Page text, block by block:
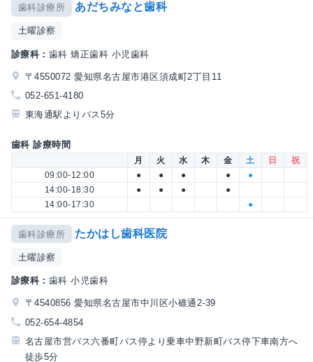
歯科診療所 あだちみなと歯科
土曜診察
診療科： 歯科 矯正歯科 小児歯科
〒4550072 愛知県名古屋市港区須成町2丁目11
052-651-4180
東海通駅よりバス5分
歯科 診療時間
月 火 水 木 金 土 日
祝
09:00-12:00
● ● ● ●
●
14:00-18:30
● ● ●
●
14:00-17:30
●
歯科診療所 たかはし歯科医院
土曜診察
診療科： 歯科 小児歯科
〒4540856 愛知県名古屋市中川区小碓通2-39
052-654-4854
名古屋市営バス六番町バス停より乗車中野新町バス停下車南方へ
徒歩5分